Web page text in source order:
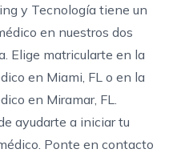
y Tecnología tiene un
en nuestros dos
Elige matricularte en la
en Miami, FL o en la
en Miramar, FL
ayudarte a iniciar tu
Ponte en contacto